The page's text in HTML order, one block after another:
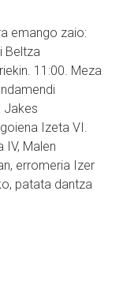
emango zaio:
Beltza
11:00. Meza
Jakes
Izeta VI.
IV, Malen
erromeria Izer
patata dantza